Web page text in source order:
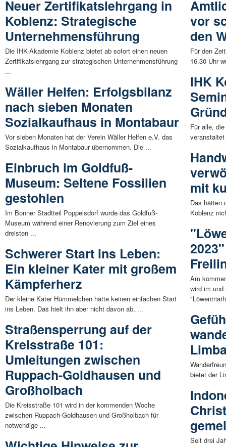
Neuer Zertifikatslehrgang in
Koblenz: Strategische
Unternehmensführung
Die IHK-Akademie Koblenz bietet ab sofort einen neuen
Zertifikatslehrgang zur strategischen Unternehmensführung
...
Wäller Helfen: Erfolgsbilanz
nach sieben Monaten
Sozialkaufhaus in Montabaur
Vor sieben Monaten hat der Verein Wäller Helfen e.V. das
Sozialkaufhaus in Montabaur übernommen. Die ...
Einbruch im Goldfuß-
Museum: Seltene Fossilien
gestohlen
Im Bonner Stadtteil Poppelsdorf wurde das Goldfuß-
Museum während einer Renovierung zum Ziel eines
dreisten ...
Schwerer Start ins Leben:
Ein kleiner Kater mit großem
Kämpferherz
Der kleine Kater Hümmelchen hatte keinen einfachen Start
ins Leben. Das hielt ihn aber nicht davon ab, ...
Straßensperrung auf der
Kreisstraße 101:
Umleitungen zwischen
Ruppach-Goldhausen und
Großholbach
Die Kreisstraße 101 wird in der kommenden Woche
zwischen Ruppach-Goldhausen und Großholbach für
notwendige ...
vor
den
Für den
16.30 Uhr
IHK
Für alle,
mit
Das hätten
Koblenz
Am
wird im
bietet der
Seit drei